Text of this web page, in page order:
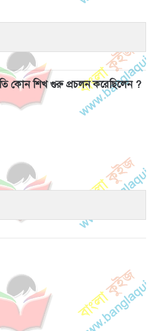
কোন শিখ গুরু প্রচলন করেছিলেন ?